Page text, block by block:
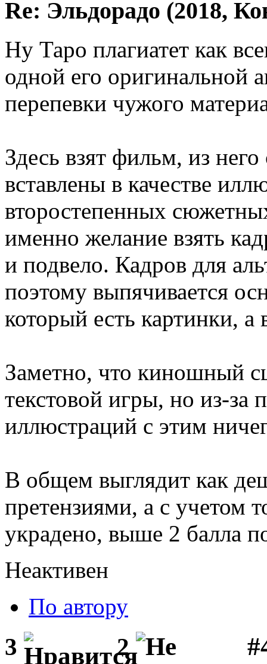
Re: Эльдорадо (2018,
Ну Таро плагиатет как
одной его оригинальной
перепевки чужого
Здесь взят фильм, из
вставлены в качестве
второстепенных
именно желание взять
и подвело. Кадров для
поэтому выпячивается
который есть картинки, а
Заметно, что киношный
текстовой игры, но из-за
иллюстраций с этим
В общем выглядит как
претензиями, а с учетом
украдено, выше 2 балла
Неактивен
По автору
3 2